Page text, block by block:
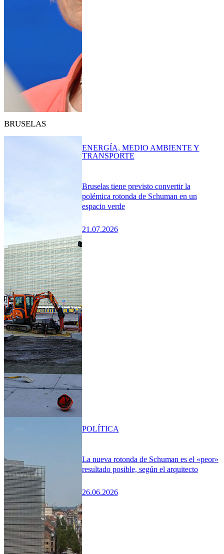
BRUSELAS
Bruselas tiene previsto convertir la
polémica rotonda de Schuman en un
espacio verde
21.07.2026
ENERGÍA, MEDIO AMBIENTE Y
TRANSPORTE
La nueva rotonda de Schuman es el «peor»
resultado posible, según el arquitecto
26.06.2026
POLÍTICA